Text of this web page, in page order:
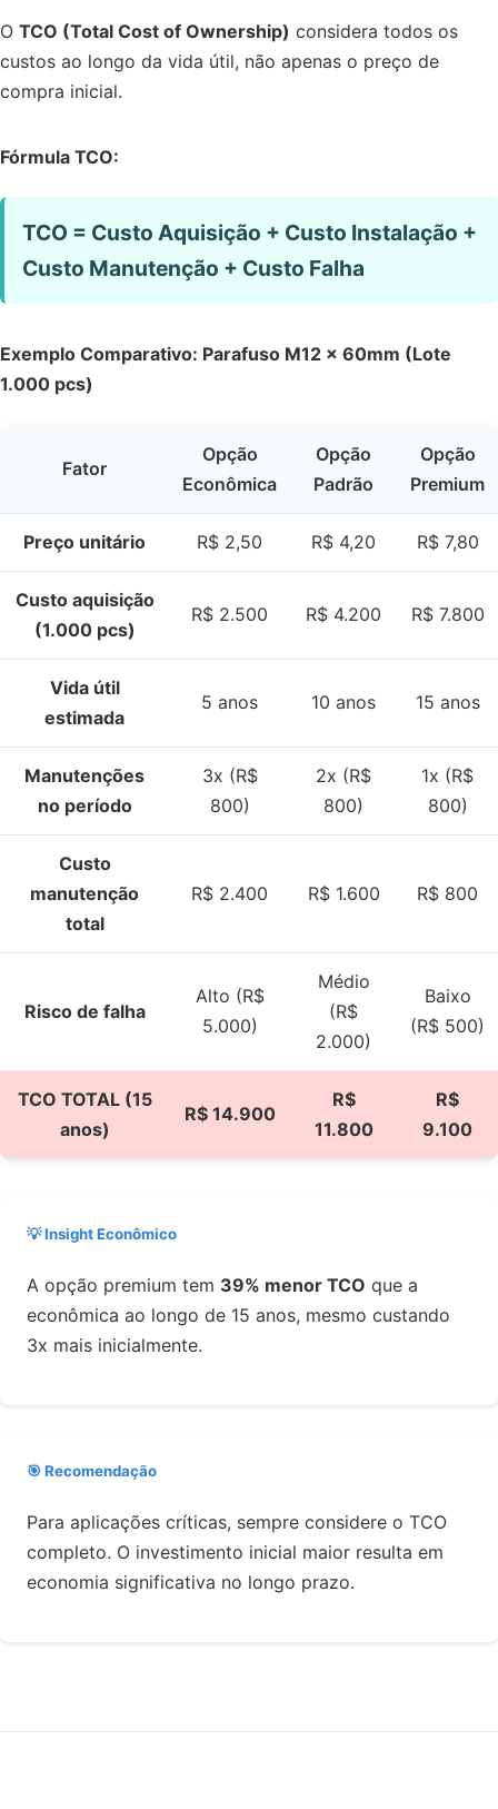
O TCO (Total Cost of Ownership) considera todos os
custos ao longo da vida útil, não apenas o preço de
compra inicial.
Fórmula TCO:
TCO = Custo Aquisição + Custo Instalação +
Custo Manutenção + Custo Falha
Exemplo Comparativo: Parafuso M12 x 60mm (Lote
1.000 pcs)
Fator
Opção
Econômica
Opção
Padrão
Opção
Premium
Preço unitário R$ 2,50 R$ 4,20 R$ 7,80
Custo aquisição
(1.000 pcs)
R$ 2.500 R$ 4.200 R$ 7.800
Vida útil
estimada
5 anos 10 anos 15 anos
Manutenções
no período
3x (R$
800)
2x (R$
800)
1x (R$
800)
Custo
manutenção
total
R$ 2.400 R$ 1.600 R$ 800
Risco de falha
Alto (R$
5.000)
Médio
(R$
2.000)
Baixo
(R$ 500)
TCO TOTAL (15
anos)
R$ 14.900
R$
11.800
R$
9.100
💡 Insight Econômico
A opção premium tem 39% menor TCO que a
econômica ao longo de 15 anos, mesmo custando
3x mais inicialmente.
🎯 Recomendação
Para aplicações críticas, sempre considere o TCO
completo. O investimento inicial maior resulta em
economia significativa no longo prazo.